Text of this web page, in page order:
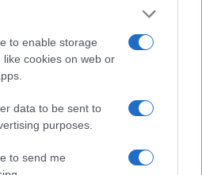
to enable storage
cookies on web or
data to be sent to
purposes.
to send me